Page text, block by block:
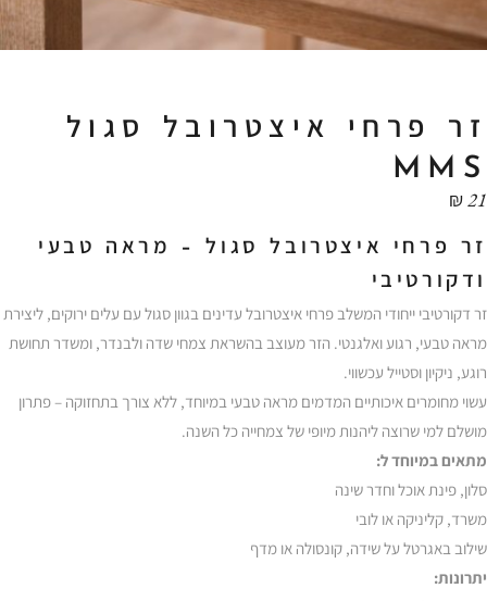
זר פרחי איצטרובל סגול
MMS
₪21
זר פרחי איצטרובל סגול – מראה טבעי
ודקורטיבי
זר דקורטיבי ייחודי המשלב פרחי איצטרובל עדינים בגוון סגול עם עלים ירוקים, ליצירת
מראה טבעי, רגוע ואלגנטי. הזר מעוצב בהשראת צמחי שדה ולבנדר, ומשדר תחושת
רוגע, ניקיון וסטייל עכשווי.
עשוי מחומרים איכותיים המדמים מראה טבעי במיוחד, ללא צורך בתחזוקה – פתרון
מושלם למי שרוצה ליהנות מיופי של צמחייה כל השנה.
מתאים במיוחד ל:
סלון, פינת אוכל וחדר שינה
משרד, קליניקה או לובי
שילוב באגרטל על שידה, קונסולה או מדף
יתרונות: